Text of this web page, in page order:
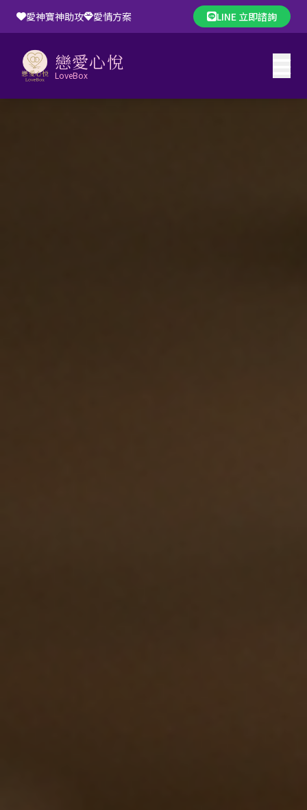
愛神寶神助攻 愛情方案 LINE 立即諮詢
戀愛心悅
LoveBox